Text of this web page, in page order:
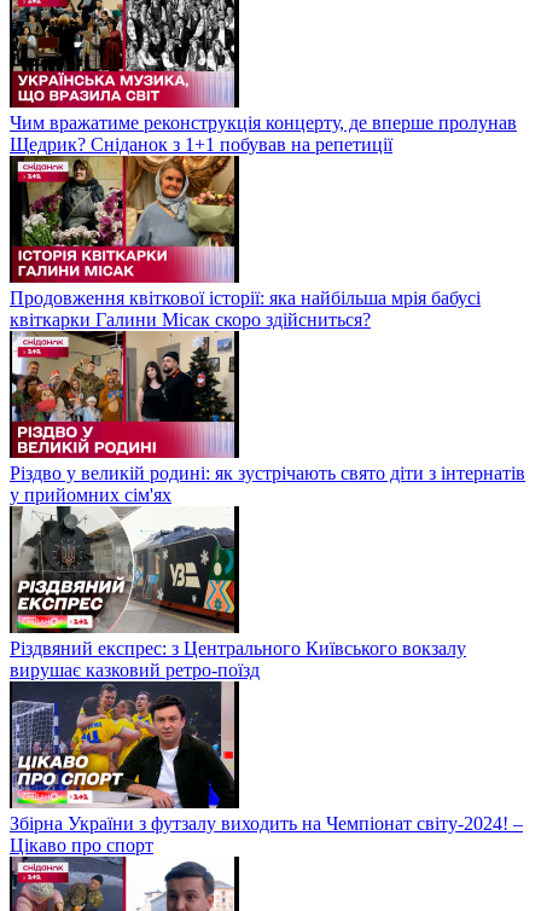
Чим вражатиме реконструкція концерту, де вперше пролунав
Щедрик? Сніданок з 1+1 побував на репетиції
Продовження квіткової історії: яка найбільша мрія бабусі
квіткарки Галини Місак скоро здійсниться?
Різдво у великій родині: як зустрічають свято діти з інтернатів
у прийомних сім'ях
Різдвяний експрес: з Центрального Київського вокзалу
вирушає казковий ретро-поїзд
Збірна України з футзалу виходить на Чемпіонат світу-2024! –
Цікаво про спорт